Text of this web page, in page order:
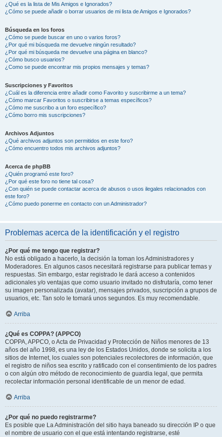
¿Qué es la lista de Mis Amigos e Ignorados?
¿Cómo se puede añadir o borrar usuarios de mi lista de Amigos e Ignorados?
Búsqueda en los foros
¿Cómo se puede buscar en uno o varios foros?
¿Por qué mi búsqueda me devuelve ningún resultado?
¿Por qué mi búsqueda me devuelve una página en blanco?
¿Cómo busco usuarios?
¿Como se puede encontrar mis propios mensajes y temas?
Suscripciones y Favoritos
¿Cuál es la diferencia entre añadir como Favorito y suscribirme a un tema?
¿Cómo marcar Favoritos o suscribirse a temas específicos?
¿Cómo me suscribo a un foro específico?
¿Cómo borro mis suscripciones?
Archivos Adjuntos
¿Qué archivos adjuntos son permitidos en este foro?
¿Cómo encuentro todos mis archivos adjuntos?
Acerca de phpBB
¿Quién programó este foro?
¿Por qué este foro no tiene tal cosa?
¿Con quién se puede contactar acerca de abusos o usos ilegales relacionados con
este foro?
¿Cómo puedo ponerme en contacto con un Administrador?
Problemas acerca de la identificación y el registro
¿Por qué me tengo que registrar?
No está obligado a hacerlo, la decisión la toman los Administradores y
Moderadores. En algunos casos necesitará registrarse para publicar temas y
respuestas. Sin embargo, estar registrado le dará acceso a contenidos
adicionales y/o ventajas que como usuario invitado no disfrutaría, como tener
su imagen personalizada (avatar), mensajes privados, suscripción a grupos de
usuarios, etc. Tan solo le tomará unos segundos. Es muy recomendable.
Arriba
¿Qué es COPPA? (APPCO)
COPPA, APPCO, o Acta de Privacidad y Protección de Niños menores de 13
años del año 1998, es una ley de los Estados Unidos, donde se solicita a los
sitios de Internet, los cuales son potenciales recolectores de información, que
el registro de niños sea escrito y ratificado con el consentimiento de los padres
o con algún otro método de reconocimiento de guardia legal, que permita
recolectar información personal identificable de un menor de edad.
Arriba
¿Por qué no puedo registrarme?
Es posible que La Administración del sitio haya baneado su dirección IP o que
el nombre de usuario con el que está intentando registrarse, esté